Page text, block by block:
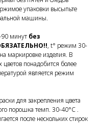
упаковки высыпьте
машины.
минут без
, t° режим 30-
маркировке изделия. В
понадобится более
является режим
для закрепления цвета
порошка темп. 30-40°С .
после нескольких стирок